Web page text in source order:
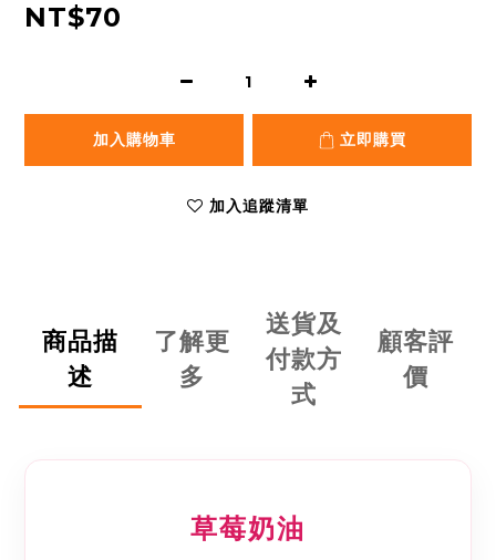
NT$70
加入購物車 立即購買
加入追蹤清單
商品描
述
了解更
多
送貨及
付款方
式
顧客評
價
草莓奶油